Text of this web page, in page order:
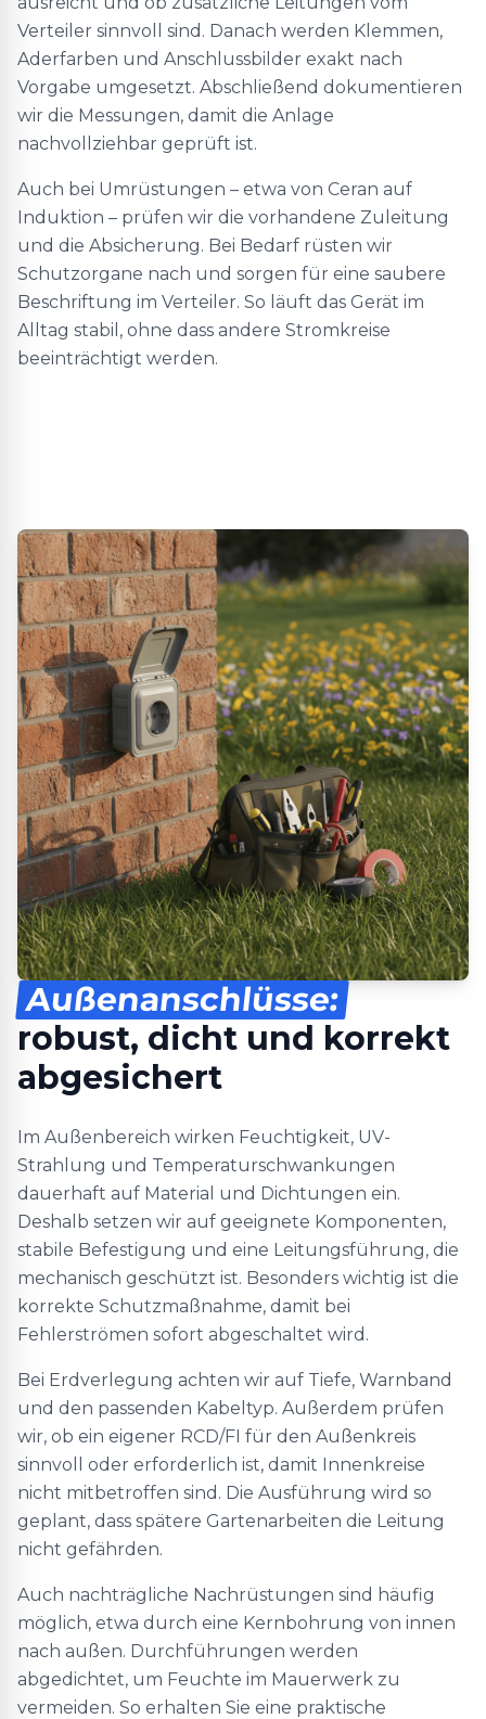
Verteiler sinnvoll sind. Danach werden Klemmen,
Aderfarben und Anschlussbilder exakt nach
Vorgabe umgesetzt. Abschließend dokumentieren
wir die Messungen, damit die Anlage
nachvollziehbar geprüft ist.
Auch bei Umrüstungen – etwa von Ceran auf
Induktion – prüfen wir die vorhandene Zuleitung
und die Absicherung. Bei Bedarf rüsten wir
Schutzorgane nach und sorgen für eine saubere
Beschriftung im Verteiler. So läuft das Gerät im
Alltag stabil, ohne dass andere Stromkreise
beeinträchtigt werden.
Außenanschlüsse:
robust, dicht und korrekt
abgesichert
Im Außenbereich wirken Feuchtigkeit, UV-
Strahlung und Temperaturschwankungen
dauerhaft auf Material und Dichtungen ein.
Deshalb setzen wir auf geeignete Komponenten,
stabile Befestigung und eine Leitungsführung, die
mechanisch geschützt ist. Besonders wichtig ist die
korrekte Schutzmaßnahme, damit bei
Fehlerströmen sofort abgeschaltet wird.
Bei Erdverlegung achten wir auf Tiefe, Warnband
und den passenden Kabeltyp. Außerdem prüfen
wir, ob ein eigener RCD/FI für den Außenkreis
sinnvoll oder erforderlich ist, damit Innenkreise
nicht mitbetroffen sind. Die Ausführung wird so
geplant, dass spätere Gartenarbeiten die Leitung
nicht gefährden.
Auch nachträgliche Nachrüstungen sind häufig
möglich, etwa durch eine Kernbohrung von innen
nach außen. Durchführungen werden
abgedichtet, um Feuchte im Mauerwerk zu
vermeiden. So erhalten Sie eine praktische